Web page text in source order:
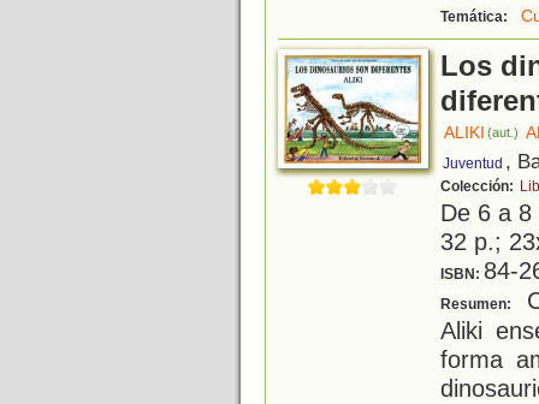
Temática:
Los
ALIKI (aut.)
Juventud ,
Colección:
De 6 a
32 p.;
ISBN: 84-
Resumen:
Aliki
forma